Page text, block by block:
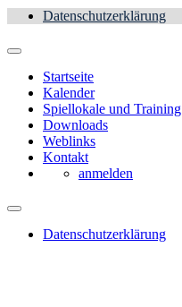
Datenschutzerklärung
Startseite
Kalender
Spiellokale und Training
Downloads
Weblinks
Kontakt
anmelden
Datenschutzerklärung